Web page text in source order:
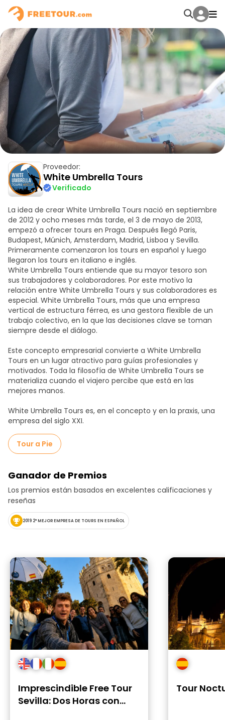
Proveedor:
White Umbrella Tours
Verificado
La idea de crear White Umbrella Tours nació en septiembre
de 2012 y ocho meses más tarde, el 3 de mayo de 2013,
empezó a ofrecer tours en Praga. Después llegó Paris,
Budapest, Múnich, Amsterdam, Madrid, Lisboa y Sevilla.
Primeramente comenzaron los tours en español y luego
llegaron los tours en italiano e inglés.
White Umbrella Tours entiende que su mayor tesoro son
sus trabajadores y colaboradores. Por este motivo la
relación entre White Umbrella Tours y sus colaboradores es
especial. White Umbrella Tours, más que una empresa
vertical de estructura férrea, es una gestora flexible de un
trabajo colectivo, en la que las decisiones clave se toman
siempre desde el diálogo.
Este concepto empresarial convierte a White Umbrella
Tours en un lugar atractivo para guías profesionales y
motivados. Toda la filosofía de White Umbrella Tours se
materializa cuando el viajero percibe que está en las
mejores manos.
White Umbrella Tours es, en el concepto y en la praxis, una
empresa del siglo XXI.
Tour a Pie
Ganador de Premios
Los premios están basados en excelentes calificaciones y
reseñas
2019 2ª MEJOR EMPRESA DE TOURS EN ESPAÑOL
Imprescindible Free Tour
Sevilla: Dos Horas con
Tour